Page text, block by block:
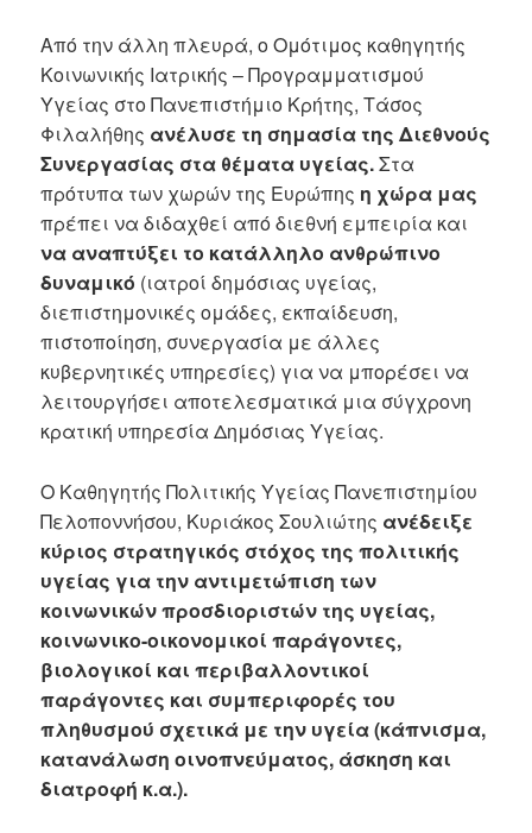
Από την άλλη πλευρά, ο Ομότιμος καθηγητής
Κοινωνικής Ιατρικής – Προγραμματισμού
Υγείας στο Πανεπιστήμιο Κρήτης, Τάσος
Φιλαλήθης ανέλυσε τη σημασία της Διεθνούς
Συνεργασίας στα θέματα υγείας.Στα
πρότυπα των χωρών της Ευρώπης η χώρα μας
πρέπει να διδαχθεί από διεθνή εμπειρία και
να αναπτύξει το κατάλληλο ανθρώπινο
δυναμικό (ιατροί δημόσιας υγείας,
διεπιστημονικές ομάδες, εκπαίδευση,
πιστοποίηση, συνεργασία με άλλες
κυβερνητικές υπηρεσίες) για να μπορέσει να
λειτουργήσει αποτελεσματικά μια σύγχρονη
κρατική υπηρεσία Δημόσιας Υγείας.
Ο Καθηγητής Πολιτικής Υγείας Πανεπιστημίου
Πελοποννήσου, Κυριάκος Σουλιώτης ανέδειξε
κύριος στρατηγικός στόχος της πολιτικής
υγείας για την αντιμετώπιση των
κοινωνικών προσδιοριστών της υγείας,
κοινωνικο-οικονομικοί παράγοντες,
βιολογικοί και περιβαλλοντικοί
παράγοντες και συμπεριφορές του
πληθυσμού σχετικά με την υγεία (κάπνισμα,
κατανάλωση οινοπνεύματος, άσκηση και
διατροφή κ.α.).